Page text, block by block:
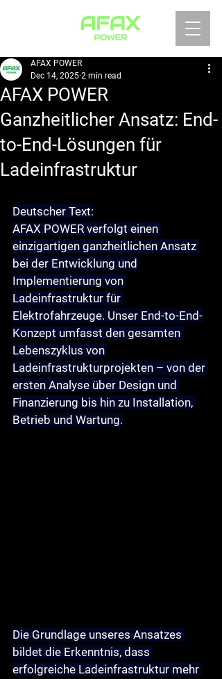
AFAX POWER
Ganzheitlicher Ansatz: End-
to-End-Lösungen für
Ladeinfrastruktur
AFAX POWER
Dec 14, 2025 2 min read
Deutscher Text:
AFAX POWER verfolgt einen
einzigartigen ganzheitlichen Ansatz
bei der Entwicklung und
Implementierung von
Ladeinfrastruktur für
Elektrofahrzeuge. Unser End-to-End-
Konzept umfasst den gesamten
Lebenszyklus von
Ladeinfrastrukturprojekten – von der
ersten Analyse über Design und
Finanzierung bis hin zu Installation,
Betrieb und Wartung.
Die Grundlage unseres Ansatzes
bildet die Erkenntnis, dass
erfolgreiche Ladeinfrastruktur mehr